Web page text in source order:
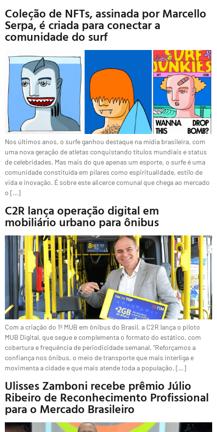
Coleção de NFTs, assinada por Marcello
Serpa, é criada para conectar a
comunidade do surf
Nos últimos anos, o surfe ganhou destaque na mídia brasileira, com
uma nova geração de atletas conquistando títulos mundiais e status
de celebridades. Mas mais do que apenas um esporte, o surfe é uma
comunidade constituída em pilares como espiritualidade, estilo de
vida e inovação. É sobre este alicerce comunal que chega ao mercado
o […]
C2R lança operação digital em
mobiliário urbano para ônibus
Com a criação do 1º MUB em ônibus do Brasil, a C2R lança o piloto
MUB Digital, que segue e complementa o formato do estático, com
cobertura e frequência de periodicidade semanal. “Reforçamos a
confiança nos ônibus, o meio de transporte que mais interliga e
movimenta a cidade e que mais atende toda a população. […]
Ulisses Zamboni recebe prêmio Júlio
Ribeiro de Reconhecimento Profissional
para o Mercado Brasileiro